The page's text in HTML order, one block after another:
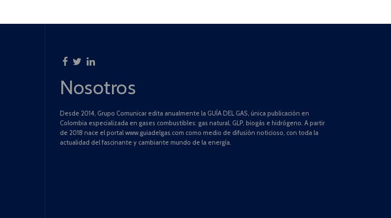
Nosotros
Desde 2014, Grupo Comunicar edita anualmente la GUÍA DEL GAS, única publicación en
Colombia especializada en gases combustibles: gas natural, GLP, biogás e hidrógeno. A partir
de 2018 nace el portal www.guiadelgas.com como medio de difusión noticioso, con toda la
actualidad del fascinante y cambiante mundo de la energía.